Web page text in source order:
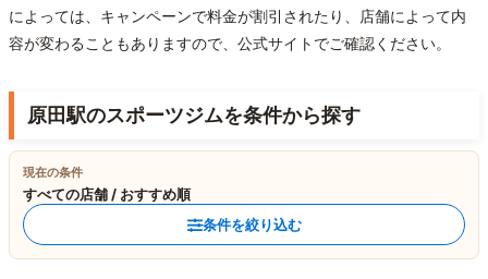
によっては、キャンペーンで料金が割引されたり、店舗によって内
容が変わることもありますので、公式サイトでご確認ください。
原田駅のスポーツジムを条件から探す
現在の条件
すべての店舗 / おすすめ順
条件を絞り込む